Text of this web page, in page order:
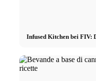
Infused Kitchen bei FIV: